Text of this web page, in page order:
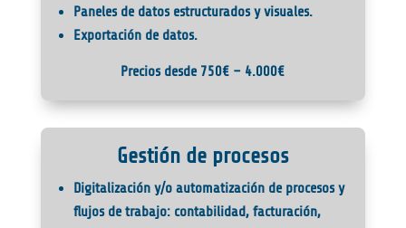
Paneles de datos estructurados y visuales.
Exportación de datos.
Precios desde 750€ – 4.000€
Gestión de procesos
Digitalización y/o automatización de procesos y
flujos de trabajo: contabilidad, facturación,